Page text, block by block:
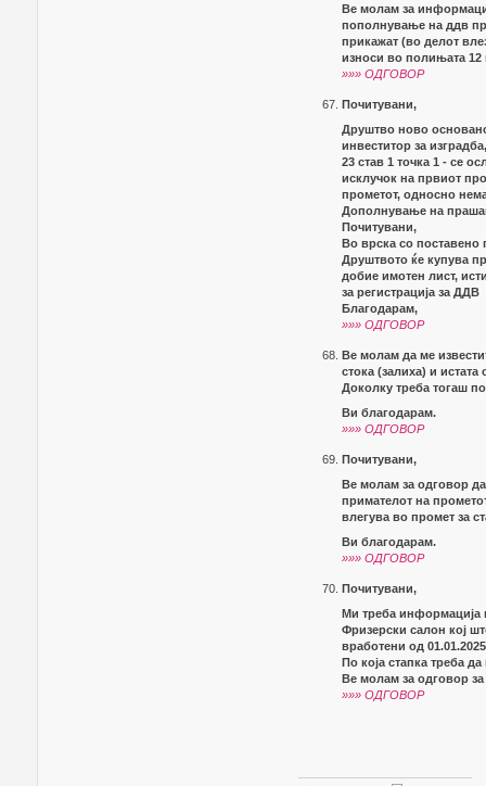
Ве молам за
пополнување на ддв
прикажат (во делот
износи во полињата 12
»»» ОДГОВОР
Почитувани,
Друштво ново
инвеститор за
23 став 1 точка 1 - се
исклучок на првиот
прометот, односно
Дополнување на
Почитувани,
Во врска со
Друштвото ќе купува
добие имотен лист,
за регистрација за ДДВ
Благодарам,
»»» ОДГОВОР
Ве молам да ме
стока (залиха) и
Доколку треба тогаш
Ви благодарам.
»»» ОДГОВОР
Почитувани,
Ве молам за одговор
примателот на
влегува во промет за
Ви благодарам.
»»» ОДГОВОР
Почитувани,
Ми треба информација
Фризерски салон кој
вработени од
По која стапка треба
Ве молам за одговор
»»» ОДГОВОР